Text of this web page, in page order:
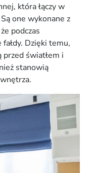
która łączy w
one wykonane z
podczas
Dzięki temu,
światłem i
stanowią